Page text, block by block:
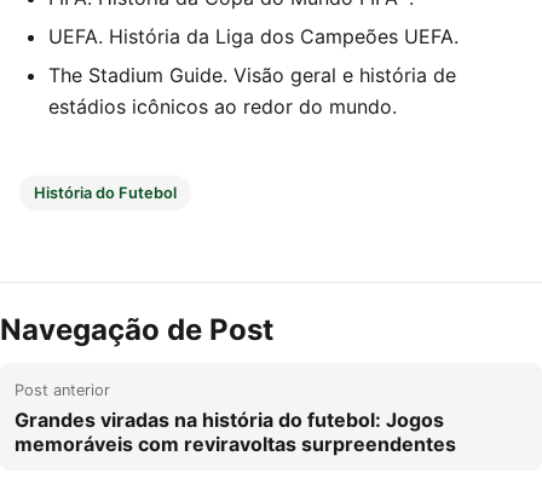
UEFA. História da Liga dos Campeões UEFA.
The Stadium Guide. Visão geral e história de
estádios icônicos ao redor do mundo.
História do Futebol
Navegação de Post
Post anterior
Grandes viradas na história do futebol: Jogos
memoráveis com reviravoltas surpreendentes